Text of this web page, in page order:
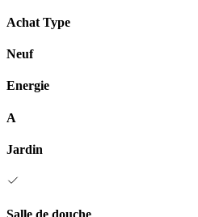
Achat Type
Neuf
Energie
A
Jardin